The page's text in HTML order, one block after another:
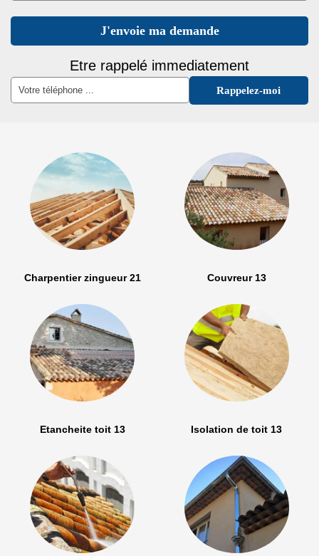
Etre rappelé immediatement
Charpentier zingueur 21 Couvreur 13
Etancheite toit 13 Isolation de toit 13